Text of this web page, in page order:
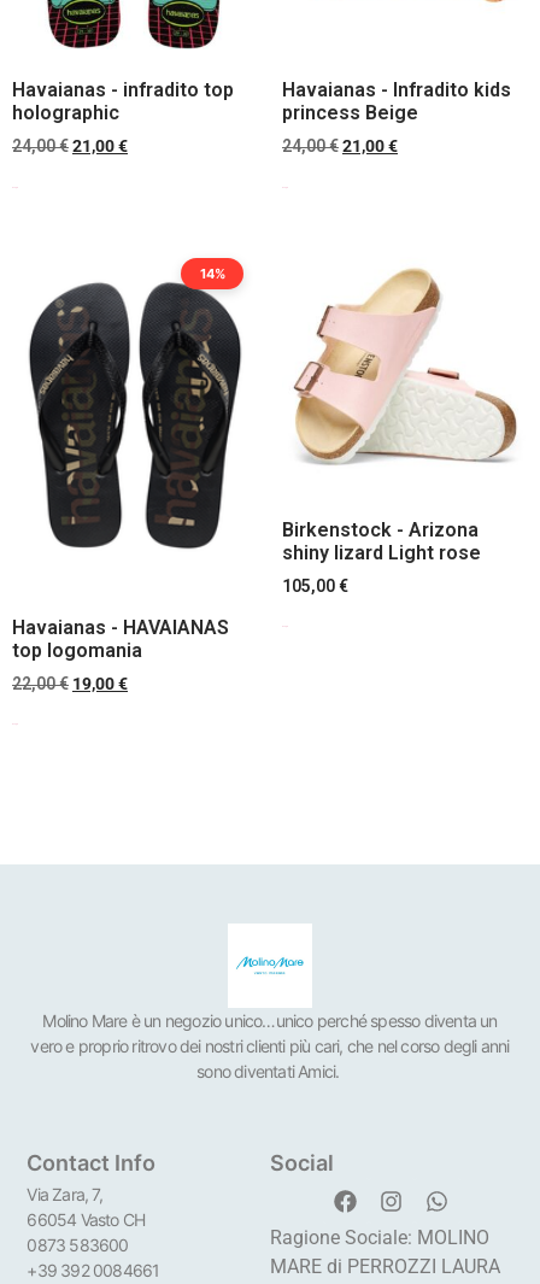
Havaianas - infradito top
holographic
24,00€21,00€
Havaianas - Infradito kids
princess Beige
24,00€21,00€
14%
Havaianas - HAVAIANAS
top logomania
22,00€ 19,00€
Birkenstock - Arizona
shiny lizard Light rose
105,00€
Molino Mare è un negozio unico…unico perché spesso diventa un
vero e proprio ritrovo dei nostri clienti più cari, che nel corso degli anni
sono diventati Amici.
Contact Info
Via Zara, 7,
66054 Vasto CH
0873 583600
+39 392 0084661
Social
Ragione Sociale: MOLINO
MARE di PERROZZI LAURA